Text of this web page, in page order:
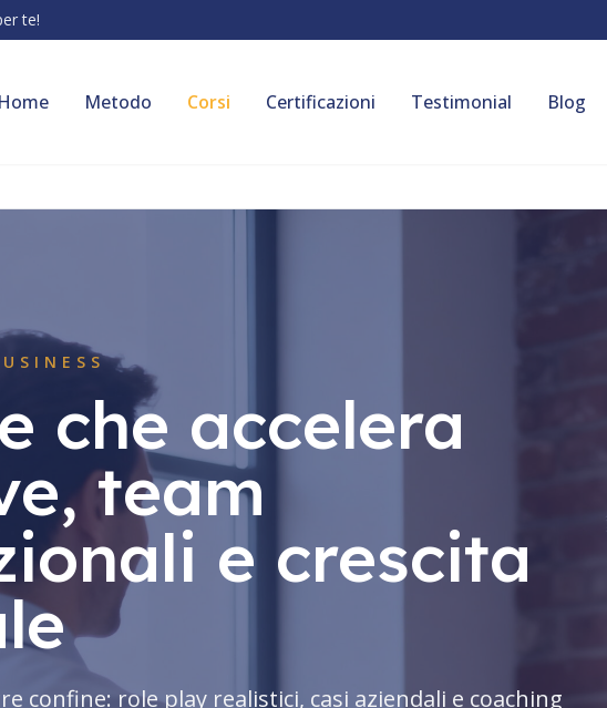
te!
Home Metodo Corsi Certificazioni Testimonial Blog
che accelera
team
e crescita
confine: role play realistici, casi aziendali e coaching